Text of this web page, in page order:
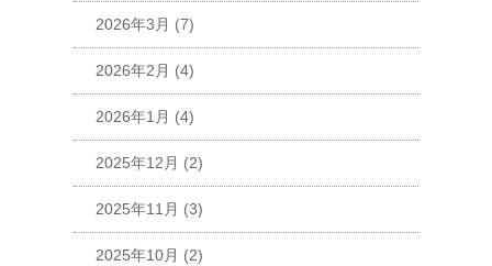
2026年3月 (7)
2026年2月 (4)
2026年1月 (4)
2025年12月 (2)
2025年11月 (3)
2025年10月 (2)